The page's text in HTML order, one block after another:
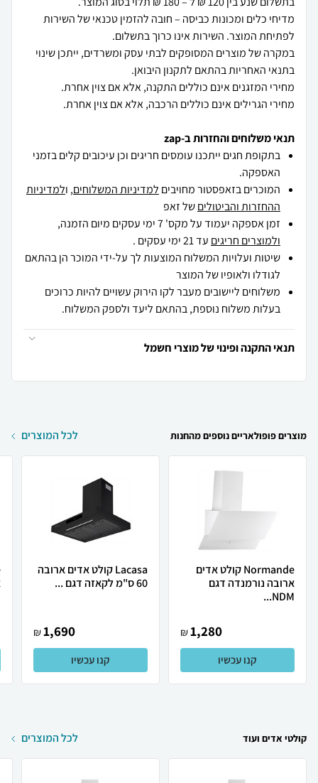
מדיחי כלים ומכונות כביסה – חובה להזמין טכנאי של השירות
במקרה של מוצרים המסופקים לבתי עסק ומשרדים, ייתכן שינוי
מחירי הגרילים אינם כוללים הרכבה, אלא אם צוין אחרת.
תנאי משלוחים והחזרות ב-zap
בתקופת חגים ייתכנו עומסים חריגים וכן עיכובים קלים בזמני
האספקה.
המוכרים בזאפסטור מחויבים למדיניות המשלוחים, ולמדיניות
ההחזרות והביטוליםשל זאפ
זמן אספקה יעמוד על מקס' 7 ימי עסקים מיום הזמנה,
ולמוצרים חריגים עד 21 ימי עסקים .
שיטות ועלויות המשלוח המוצעות לך על-ידי המוכר הן בהתאם
לגודלו ולאופיו של המוצר
משלוחים ליישובים מעבר לקו הירוק עשויים להיות כרוכים
בעלות משלוח נוספת, בהתאם ליעד ולספק המשלוח.
תנאי התקנה ופינוי של מוצרי חשמל
מוצרים פופולאריים נוספים מהחנות לכל המוצרים
Normande קולט אדים
ארובה נורמנדה דגם
NDM...
1,280
₪
קנו עכשיו
Lacasa קולט אדים ארובה
60 ס"מ לקאזה דגם ...
1,690
₪
קנו עכשיו
קולטי אדים ועוד לכל המוצרים